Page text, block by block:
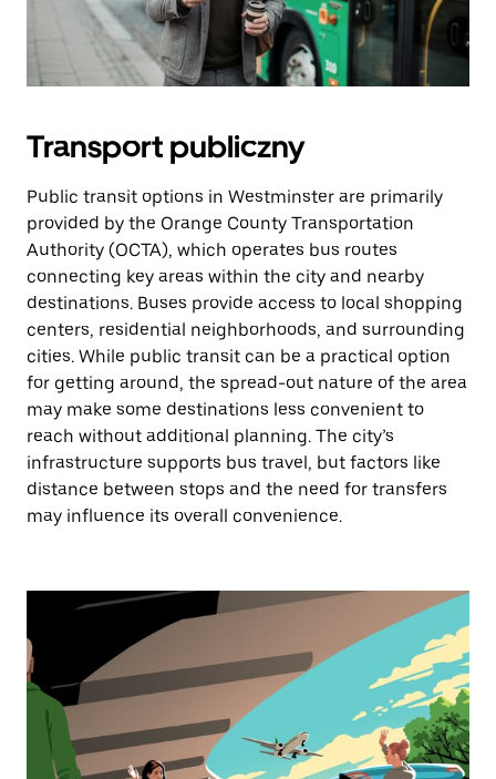
Transport publiczny
Public transit options in Westminster are primarily
provided by the Orange County Transportation
Authority (OCTA), which operates bus routes
connecting key areas within the city and nearby
destinations. Buses provide access to local shopping
centers, residential neighborhoods, and surrounding
cities. While public transit can be a practical option
for getting around, the spread-out nature of the area
may make some destinations less convenient to
reach without additional planning. The city’s
infrastructure supports bus travel, but factors like
distance between stops and the need for transfers
may influence its overall convenience.